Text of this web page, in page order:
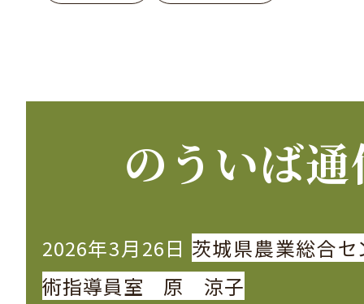
のういば
2026年3月26日 茨城県農業総合セ
術指導員室 原 涼子